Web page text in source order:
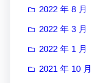
2022 年 8 月
2022 年 3 月
2022 年 1 月
2021 年 10 月